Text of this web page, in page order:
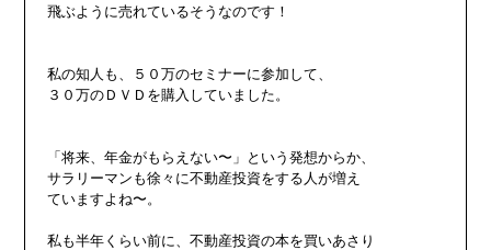
飛ぶように売れているそうなのです！
私の知人も、５０万のセミナーに参加して、
３０万のＤＶＤを購入していました。
「将来、年金がもらえない〜」という発想からか、
サラリーマンも徐々に不動産投資をする人が増え
ていますよね〜。
私も半年くらい前に、不動産投資の本を買いあさり